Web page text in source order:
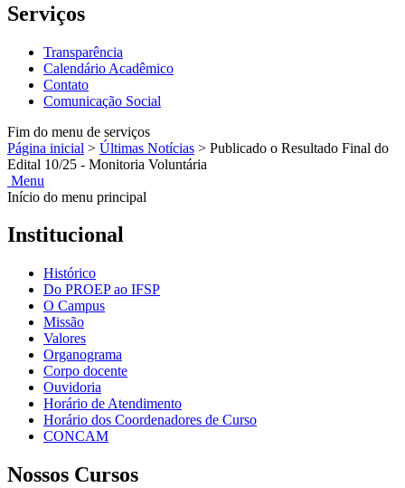
Serviços
Transparência
Calendário Acadêmico
Contato
Comunicação Social
Fim do menu de serviços
Página inicial > Últimas Notícias > Publicado o Resultado Final do
Edital 10/25 - Monitoria Voluntária
Menu
Início do menu principal
Institucional
Histórico
Do PROEP ao IFSP
O Campus
Missão
Valores
Organograma
Corpo docente
Ouvidoria
Horário de Atendimento
Horário dos Coordenadores de Curso
CONCAM
Nossos Cursos